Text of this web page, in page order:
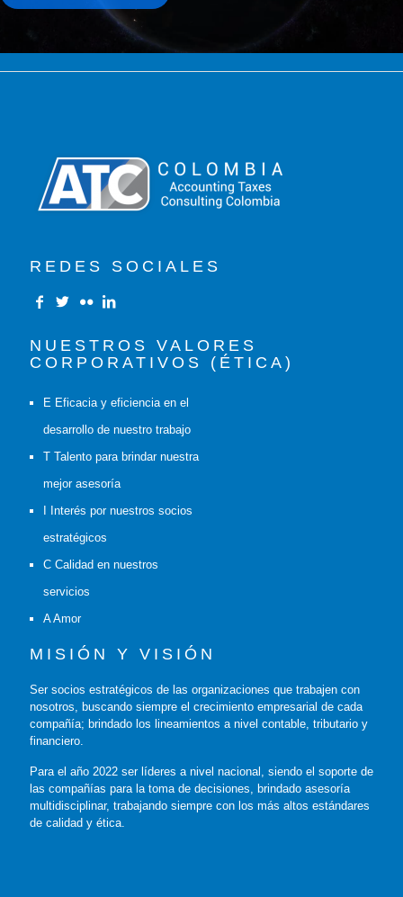
REDES SOCIALES
NUESTROS VALORES
CORPORATIVOS (ÉTICA)
E Eficacia y eficiencia en el
desarrollo de nuestro trabajo
T Talento para brindar nuestra
mejor asesoría
I Interés por nuestros socios
estratégicos
C Calidad en nuestros
servicios
A Amor
MISIÓN Y VISIÓN
Ser socios estratégicos de las organizaciones que trabajen con
nosotros, buscando siempre el crecimiento empresarial de cada
compañía; brindado los lineamientos a nivel contable, tributario y
financiero.
Para el año 2022 ser líderes a nivel nacional, siendo el soporte de
las compañías para la toma de decisiones, brindado asesoría
multidisciplinar, trabajando siempre con los más altos estándares
de calidad y ética.